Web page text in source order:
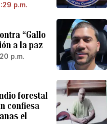
p.m.
“Gallo
a la paz
p.m.
forestal
confiesa
el